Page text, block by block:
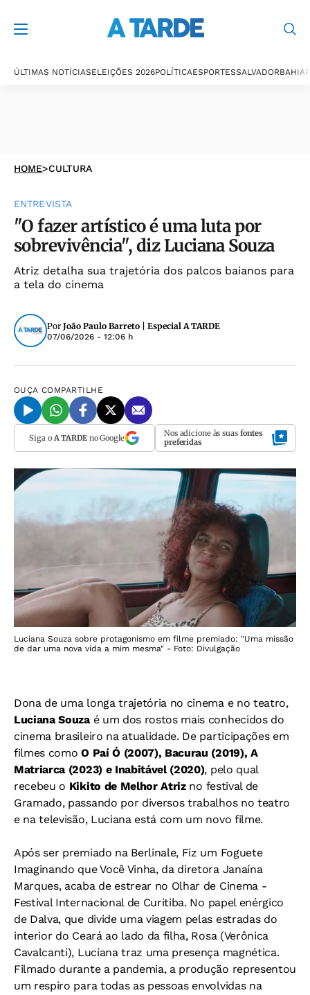
ÚLTIMAS NOTÍCIASELEIÇÕES 2026POLÍTICAESPORTESSALVADORBAHIA
HOME>CULTURA
ENTREVISTA
"O fazer artístico é uma luta por
sobrevivência", diz Luciana Souza
Atriz detalha sua trajetória dos palcos baianos para
a tela do cinema
Por João Paulo Barreto | Especial A TARDE
07/06/2026 - 12:06 h
OUÇA COMPARTILHE
Siga o A TARDEno Google Nos adicione às suas fontes
preferidas
Luciana Souza sobre protagonismo em filme premiado: "Uma missão
de dar uma nova vida a mim mesma" - Foto: Divulgação
Dona de uma longa trajetória no cinema e no teatro,
Luciana Souzaé um dos rostos mais conhecidos do
cinema brasileiro na atualidade. De participações em
filmes como O Paí Ó (2007), Bacurau (2019), A
Matriarca (2023) e Inabitável (2020), pelo qual
recebeu o Kikito de Melhor Atrizno festival de
Gramado, passando por diversos trabalhos no teatro
e na televisão, Luciana está com um novo filme.
Após ser premiado na Berlinale, Fiz um Foguete
Imaginando que Você Vinha, da diretora Janaína
Marques, acaba de estrear no Olhar de Cinema -
Festival Internacional de Curitiba. No papel enérgico
de Dalva, que divide uma viagem pelas estradas do
interior do Ceará ao lado da filha, Rosa (Verônica
Cavalcanti), Luciana traz uma presença magnética.
Filmado durante a pandemia, a produção representou
um respiro para todas as pessoas envolvidas na